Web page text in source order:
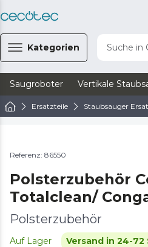
Kategorien Suche in
Saugroboter Vertikale
Ersatzteile Staubsauger
Referenz: 86550
Polsterzubehör
Totalclean/
Polsterzubehör
Auf Lager Versand in 24-72